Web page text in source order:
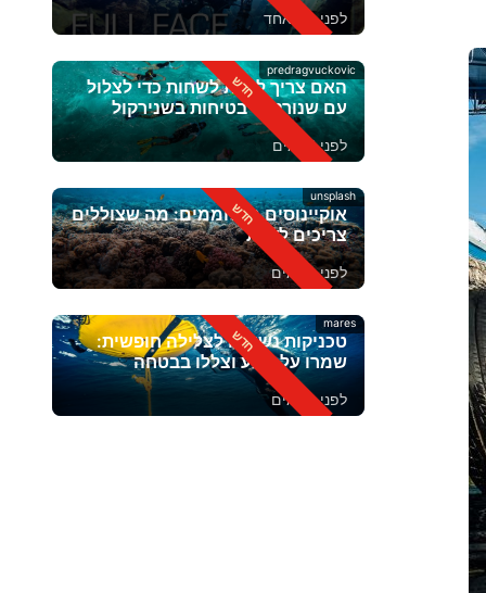
לפני יום אחד
predragvuckovic
האם צריך לדעת לשחות כדי לצלול
עם שנורקל? בטיחות בשנירקול
לפני 2 ימים
unsplash
אוקיינוסים מתחממים: מה שצוללים
צריכים לדעת
לפני 4 ימים
mares
טכניקות נשימה לצלילה חופשית:
שמרו על רוגע וצללו בבטחה
לפני 6 ימים